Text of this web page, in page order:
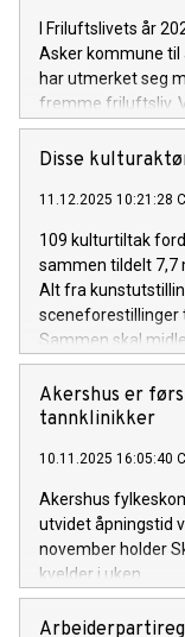
I Friluftslivets år
Asker kommune
har utmerket seg
fremme friluftsliv.
som har gjort
engasjement blant
Disse
11.12.2025 10:21:28
109 kulturtiltak
sammen tildelt 7,7
Alt fra
sceneforestillinger
Sammen skal
mangfoldig
Akershus er
tannklinikker
10.11.2025 16:05:40
Akershus
utvidet åpningstid
november holder
kvelder i uken.